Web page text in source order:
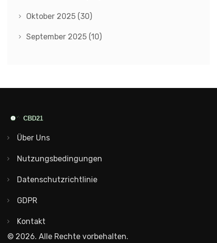
Oktober 2025 (30)
September 2025 (10)
Über Uns
Nutzungsbedingungen
Datenschutzrichtlinie
GDPR
Kontakt
© 2026. Alle Rechte vorbehalten.